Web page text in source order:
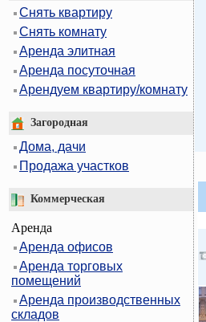
Снять квартиру
Снять комнату
Аренда элитная
Аренда посуточная
Арендуем квартиру/комнату
Загородная
Дома, дачи
Продажа участков
Коммерческая
Аренда
Аренда офисов
Аренда торговых
помещений
Аренда производственных
складов